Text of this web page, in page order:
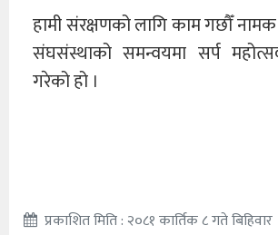
हामी संरक्षणको लागि काम गछौँ
संघसंस्थाको समन्वयमा सर्प
गरेको हो ।
प्रकाशित मिति : २०८१ कार्तिक ८ गते बिहिवार